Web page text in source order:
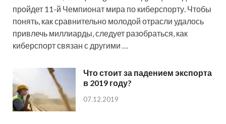
пройдет 11-й Чемпионат мира по киберспорту. Чтобы
понять, как сравнительно молодой отрасли удалось
привлечь миллиарды, следует разобраться, как
киберспорт связан с другими …
Что стоит за падением экспорта
в 2019 году?
07.12.2019